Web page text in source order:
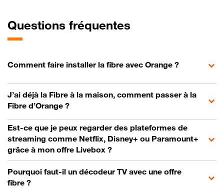
Questions fréquentes
Comment faire installer la fibre avec Orange ?
J’ai déjà la Fibre à la maison, comment passer à la
Fibre d’Orange ?
Est-ce que je peux regarder des plateformes de
streaming comme Netflix, Disney+ ou Paramount+
grâce à mon offre Livebox ?
Pourquoi faut-il un décodeur TV avec une offre
fibre ?